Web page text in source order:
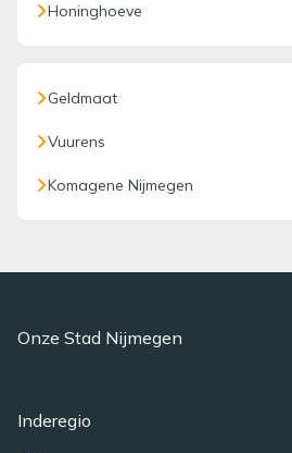
Honinghoeve
Geldmaat
Vuurens
Komagene Nijmegen
Onze Stad Nijmegen
Inderegio